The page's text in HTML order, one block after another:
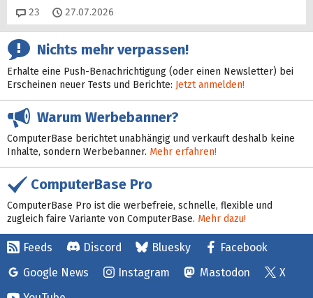
23 Kommentare
27.07.2026
Nichts mehr verpassen!
Erhalte eine Push-Benachrichtigung (oder einen Newsletter) bei
Erscheinen neuer Tests und Berichte: Jetzt anmelden!
Warum Werbebanner?
ComputerBase berichtet unabhängig und verkauft deshalb keine
Inhalte, sondern Werbebanner. Mehr erfahren!
ComputerBase Pro
ComputerBase Pro ist die werbefreie, schnelle, flexible und
zugleich faire Variante von ComputerBase. Mehr dazu!
Feeds Discord Bluesky
Facebook
Google News
Instagram Mastodon
X